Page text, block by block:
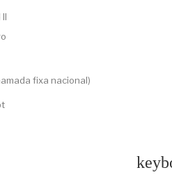
fixa nacional)